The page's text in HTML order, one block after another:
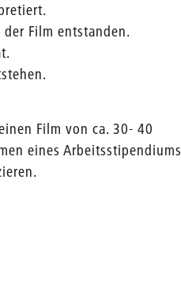
Film entstanden.
Film von ca. 30- 40
eines Arbeitsstipendiums